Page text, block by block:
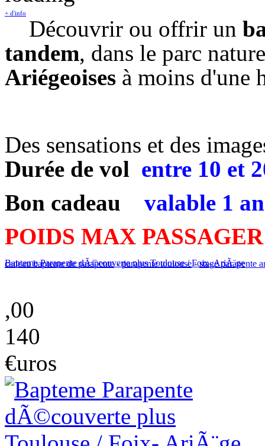
+ d'info
Découvrir ou offrir un
tandem, dans le parc
Ariégeoises à moins d'une
Des sensations et des
Durée de vol entre 10 et
Bon cadeau valable 1 an
POIDS MAX
cadeau bapteme de parapente-parapente toulouse-stage parapente
Bapteme Parapente dÃ©couverte plus Toulouse / Foix- AriÃ¨ge
,00
140
€uros